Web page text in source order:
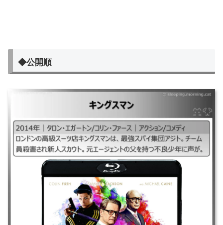
◆公開順
｜#キングスマン1#キングスマン2014## ｜2014年｜タロン・エガートン/
コリン・ファース｜アクション/コメディ ｜ロンドンの高級スーツ店キン
グスマンは、最強スパイ集団アジト。チーム員殺害され新人スカウト。元
エージェントの父を持つ不良少年に声が。